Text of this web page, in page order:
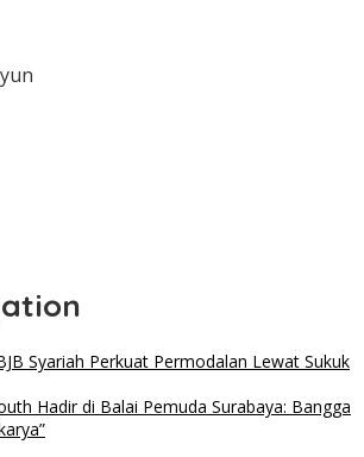
Syariah Perkuat Permodalan Lewat Sukuk
Hadir di Balai Pemuda Surabaya: Bangga